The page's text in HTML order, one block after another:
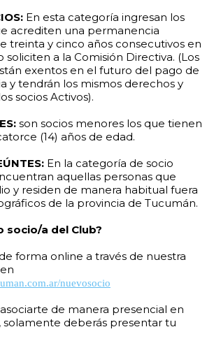
En esta categoría ingresan los
acrediten una permanencia
treinta y cinco años consecutivos en
soliciten a la Comisión Directiva. (Los
exentos en el futuro del pago de
y tendrán los mismos derechos y
socios Activos).
son socios menores los que tienen
(14) años de edad.
En la categoría de socio
aquellas personas que
y residen de manera habitual fuera
de la provincia de Tucumán.
socio/a del Club?
forma online a través de nuestra
nuevosocio
de manera presencial en
solamente deberás presentar tu